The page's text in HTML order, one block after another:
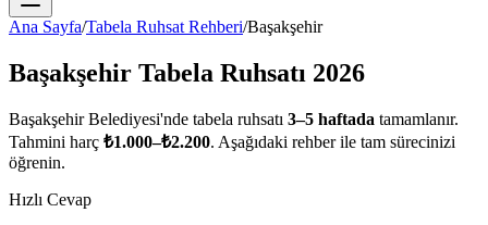
Ana Sayfa/Tabela Ruhsat Rehberi/Başakşehir
Başakşehir Tabela Ruhsatı 2026
BaşakşehirBelediyesi'nde tabela ruhsatı 3–5 haftada tamamlanır.
Tahmini harç ₺1.000–₺2.200. Aşağıdaki rehber ile tam sürecinizi
öğrenin.
Hızlı Cevap